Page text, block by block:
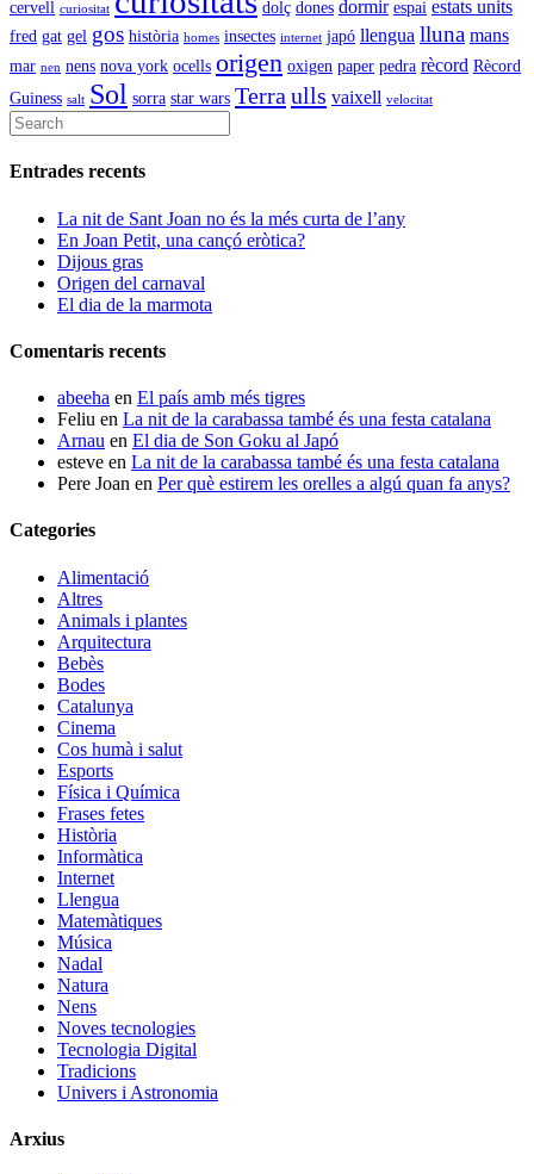
cervell curiositat dolç dones dormir espai estats units
fred gat gel gos història homes insectes internet japó llengua lluna mans
mar nen nens nova york ocells origen oxigen paper pedra rècord Rècord
Guiness salt Sol sorra star wars Terra ulls vaixell velocitat
Entrades recents
La nit de Sant Joan no és la més curta de l’any
En Joan Petit, una cançó eròtica?
Dijous gras
Origen del carnaval
El dia de la marmota
Comentaris recents
abeeha en El país amb més tigres
Feliu en La nit de la carabassa també és una festa catalana
Arnau en El dia de Son Goku al Japó
esteve en La nit de la carabassa també és una festa catalana
Pere Joan en Per què estirem les orelles a algú quan fa anys?
Categories
Alimentació
Altres
Animals i plantes
Arquitectura
Bebès
Bodes
Catalunya
Cinema
Cos humà i salut
Esports
Física i Química
Frases fetes
Història
Informàtica
Internet
Llengua
Matemàtiques
Música
Nadal
Natura
Nens
Noves tecnologies
Tecnologia Digital
Tradicions
Univers i Astronomia
Arxius